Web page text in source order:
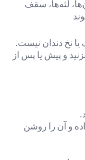
لثه‌ها، سقف
نخ دندان نیست.
و پیش یا پس از
.
و آن را روشن